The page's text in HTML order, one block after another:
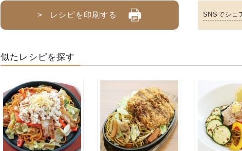
> レシピを印刷する SNSでシェ
似たレシピを探す